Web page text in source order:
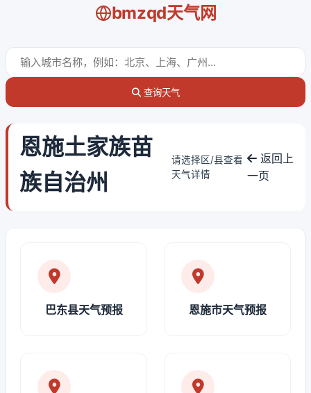
bmzqd天气网
查询天气
恩施土家族苗
族自治州
请选择区/县查看
天气详情
返回上
一页
巴东县天气预报 恩施市天气预报